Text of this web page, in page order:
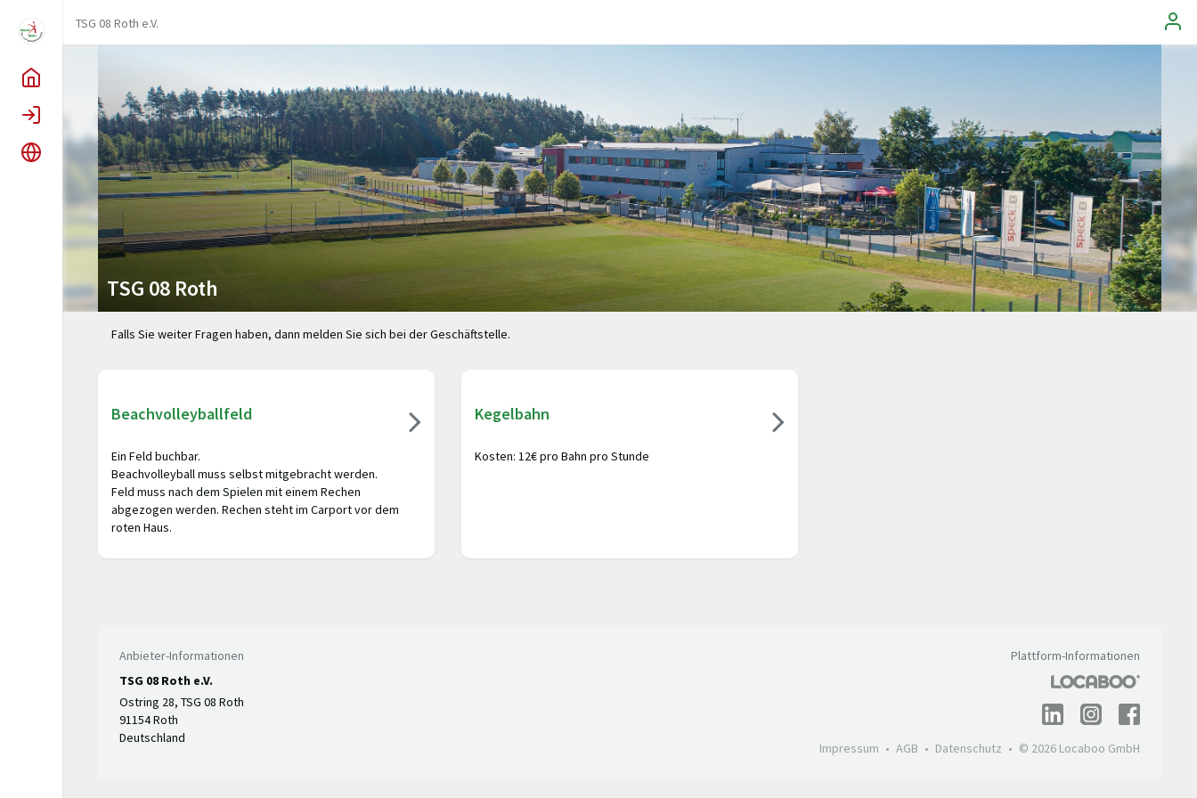
Sprache
TSG 08 Roth e.V.
TSG 08 Roth
Falls Sie weiter Fragen haben, dann melden Sie sich bei der Geschäftstelle.
Beachvolleyballfeld
Ein Feld buchbar.
Beachvolleyball muss selbst mitgebracht werden.
Feld muss nach dem Spielen mit einem Rechen
abgezogen werden. Rechen steht im Carport vor dem
roten Haus.
Kegelbahn
Kosten: 12€ pro Bahn pro Stunde
Anbieter-Informationen
TSG 08 Roth e.V.
Ostring 28, TSG 08 Roth
91154 Roth
Deutschland
Plattform-Informationen
Impressum AGB Datenschutz © 2026 Locaboo GmbH